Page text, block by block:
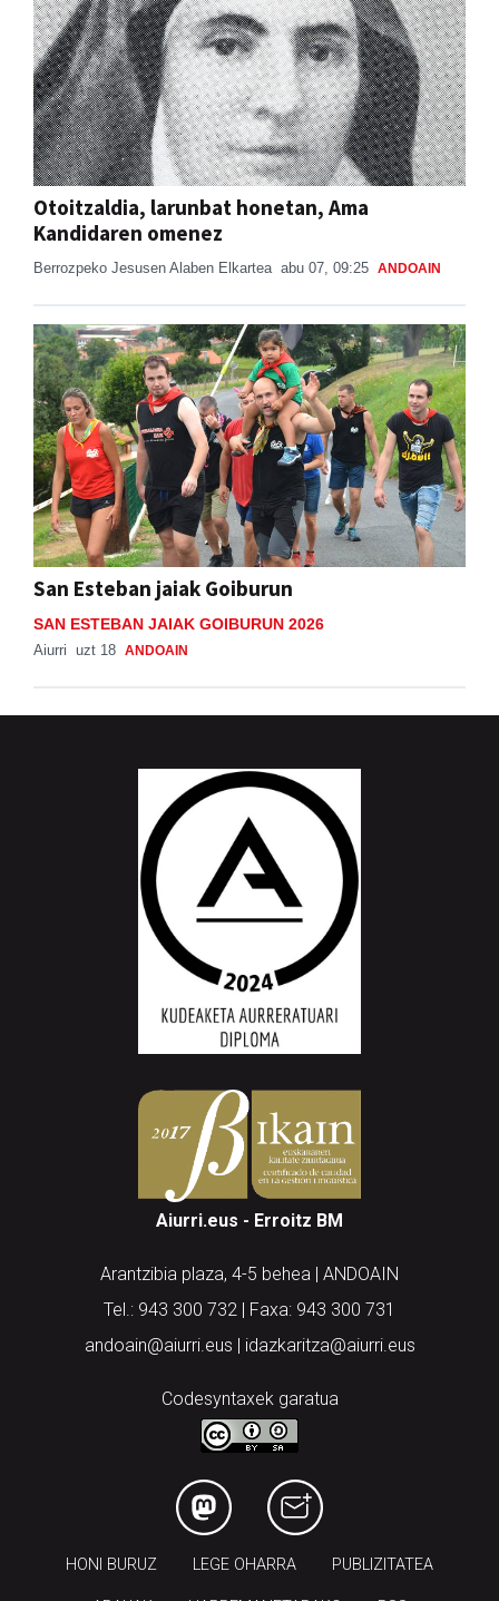
Otoitzaldia, larunbat honetan, Ama
Kandidaren omenez
Berrozpeko Jesusen Alaben Elkartea abu 07, 09:25 ANDOAIN
San Esteban jaiak Goiburun
SAN ESTEBAN JAIAK GOIBURUN 2026
Aiurri uzt 18 ANDOAIN
Aiurri.eus - Erroitz BM
Arantzibia plaza, 4-5 behea | ANDOAIN
Tel.: 943 300 732 | Faxa: 943 300 731
andoain@aiurri.eus | idazkaritza@aiurri.eus
Codesyntaxek garatua
HONI BURUZ LEGE OHARRA PUBLIZITATEA